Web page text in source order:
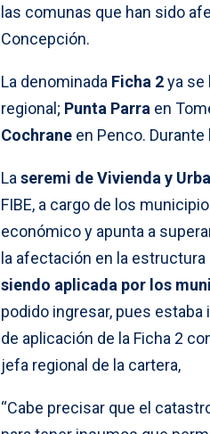
las comunas que han sido
Concepción.
La denominada Ficha 2ya se
regional; Punta Parra en
Cochrane en Penco.
La seremi de Vivienda y
FIBE, a cargo de los
económico y apunta a
la afectación en la estructura
siendo aplicada por los
podido ingresar, pues
de aplicación de la Ficha 2
jefa regional de la cartera,
“Cabe precisar que el